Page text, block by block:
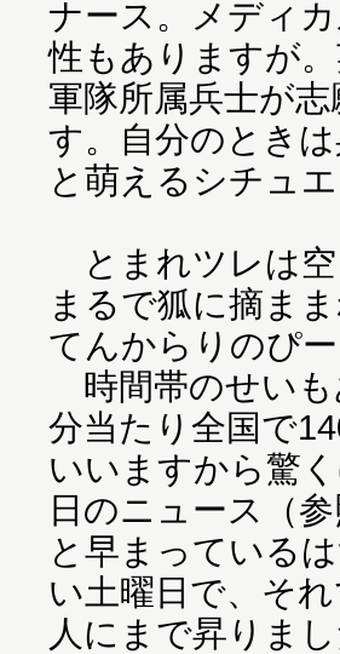
ナース。メディ
性もありますが
軍隊所属兵士が
す。自分のとき
と萌えるシチュ
とまれツレは空
まるで狐に摘ま
てんからりのぴー
時間帯のせいも
分当たり全国で
いいますから驚
日のニュース（
と早まっている
い土曜日で、そ
人にまで昇りまし